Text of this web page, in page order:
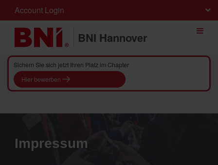
Account Login
BNI Hannover
Sichern Sie sich jetzt Ihren Platz im Chapter
Hier bewerben
Impressum